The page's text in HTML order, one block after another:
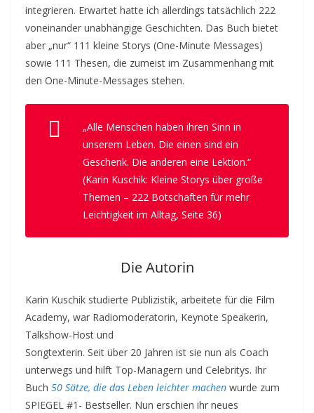
integrieren. Erwartet hatte ich allerdings tatsächlich 222
voneinander unabhängige Geschichten. Das Buch bietet
aber „nur“ 111 kleine Storys (One-Minute Messages)
sowie 111 Thesen, die zumeist im Zusammenhang mit
den One-Minute-Messages stehen.
„Alle Menschen haben ihren Sinn in
unserem Leben. Die einen sind ein
Geschenk. Die anderen eine Lektion.“
(Karin Kuschik: Kleine Storys über große
Themen – 222 Botschaften für mehr
Leichtigkeit im Alltag, Seite 36)
Die Autorin
Karin Kuschik studierte Publizistik, arbeitete für die Film
Academy, war Radiomoderatorin, Keynote Speakerin,
Talkshow-Host und
Songtexterin. Seit über 20 Jahren ist sie nun als Coach
unterwegs und hilft Top-Managern und Celebritys. Ihr
Buch 50 Sätze, die das Leben leichter machen wurde zum
SPIEGEL #1- Bestseller. Nun erschien ihr neues